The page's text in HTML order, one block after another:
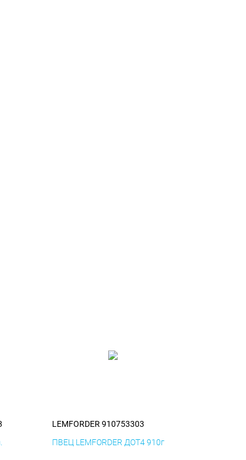
LEMFORDER 910753303
ПВЕЦ LEMFORDER ДОТ4 910г